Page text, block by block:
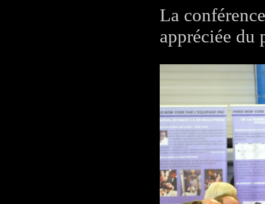
La
appréciée du